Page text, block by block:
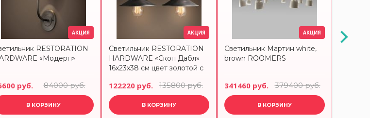
АКЦИЯ
RESTORATION
«Модерн»
руб. 84000 руб.
В КОРЗИНУ
АКЦИЯ
Светильник RESTORATION
HARDWARE «Скон Дабл»
16x23x38 см цвет золотой с
122220 руб. 135800 руб.
В КОРЗИНУ
АКЦИЯ
Светильник Мартин white,
brown ROOMERS
341460 руб. 379400 руб.
В КОРЗИНУ